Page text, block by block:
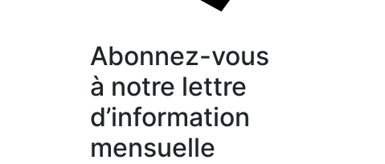
Abonnez-vous
à notre lettre
d’information
mensuelle